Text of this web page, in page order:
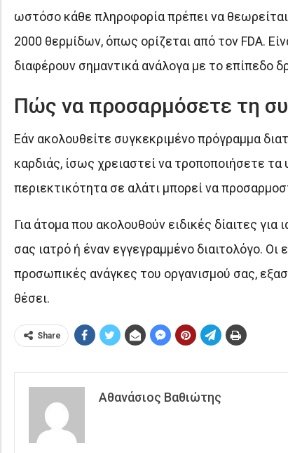
ωστόσο κάθε πληροφορία πρέπει να θεωρείται
2000 θερμίδων, όπως ορίζεται από τον FDA.
διαφέρουν σημαντικά ανάλογα με το επίπεδο
Πώς να προσαρμόσετε τη
Εάν ακολουθείτε συγκεκριμένο πρόγραμμα
καρδιάς, ίσως χρειαστεί να τροποποιήσετε
περιεκτικότητα σε αλάτι μπορεί να
Για άτομα που ακολουθούν ειδικές δίαιτες
σας ιατρό ή έναν εγγεγραμμένο διαιτολόγο.
προσωπικές ανάγκες του οργανισμού σας,
θέσει.
Share
Αθανάσιος Βαθιώτης